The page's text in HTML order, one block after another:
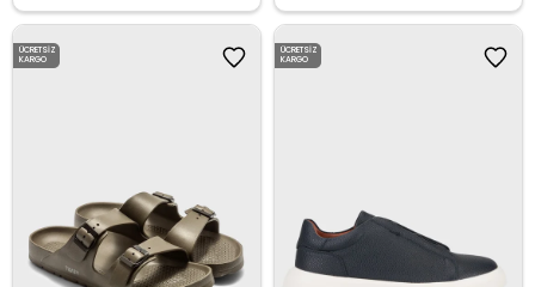
ÜCRETSIZ
KARGO
ÜCRETSIZ
KARGO